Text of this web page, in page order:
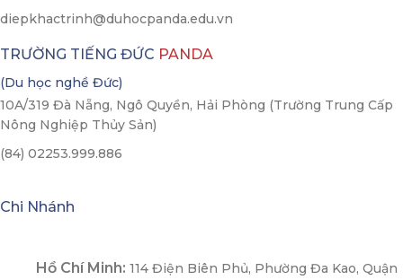
diepkhactrinh@duhocpanda.edu.vn
TRƯỜNG TIẾNG ĐỨC PANDA
(Du học nghề Đức)
10A/319 Đà Nẵng, Ngô Quyền, Hải Phòng (Trường Trung Cấp
Nông Nghiệp Thủy Sản)
(84) 02253.999.886
Chi Nhánh
Hồ Chí Minh: 114 Điện Biên Phủ, Phường Đa Kao, Quận